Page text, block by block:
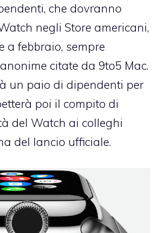
che dovranno
negli Store americani,
a febbraio, sempre
citate da 9to5 Mac.
un paio di dipendenti per
poi il compito di
del Watch ai colleghi
del lancio ufficiale.